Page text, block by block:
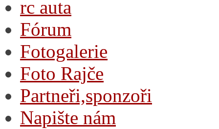
rc auta
Fórum
Fotogalerie
Foto Rajče
Partneři,sponzoři
Napište nám